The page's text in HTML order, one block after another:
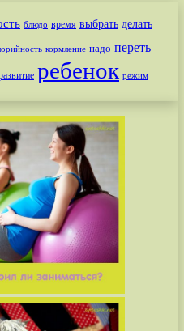
блюдо время выбрать делать
кормление надо переть
ребенок режим